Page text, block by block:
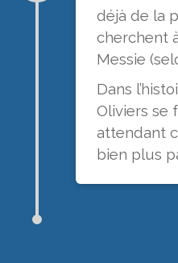
déjà de la
cherchent
Messie
Dans
Oliviers se
attendant
bien plus